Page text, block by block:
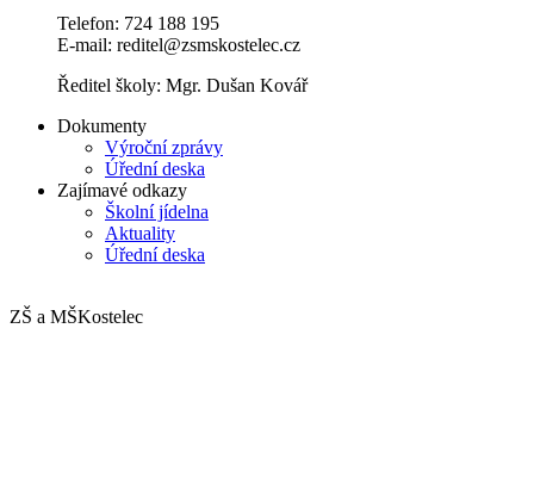
Telefon: 724 188 195
E-mail: reditel@zsmskostelec.cz
Ředitel školy: Mgr. Dušan Kovář
Dokumenty
Výroční zprávy
Úřední deska
Zajímavé odkazy
Školní jídelna
Aktuality
Úřední deska
ZŠ a MŠKostelec